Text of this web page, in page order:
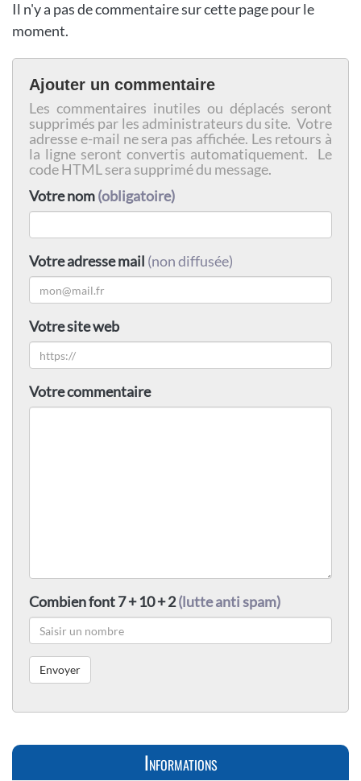
Il n'y a pas de commentaire sur cette page pour le
moment.
Ajouter un commentaire
Les commentaires inutiles ou déplacés seront
supprimés par les administrateurs du site. Votre
adresse e-mail ne sera pas affichée. Les retours à
la ligne seront convertis automatiquement. Le
code HTML sera supprimé du message.
Votre nom(obligatoire)
Votre adresse mail (non diffusée)
Votre site web
Votre commentaire
Combien font 7 + 10 + 2(lutte anti spam)
Informations